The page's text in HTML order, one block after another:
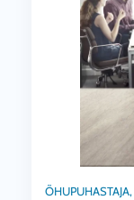
ÕHUPUHASTAJA,